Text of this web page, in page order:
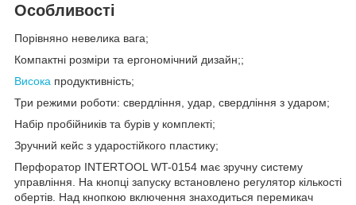
Особливості
Порівняно невелика вага;
Компактні розміри та ергономічний дизайн;;
Висока продуктивність;
Три режими роботи: свердління, удар, свердління з ударом;
Набір пробійників та бурів у комплекті;
Зручний кейс з ударостійкого пластику;
Перфоратор INTERTOOL WT-0154 має зручну систему
управління. На кнопці запуску встановлено регулятор кількості
обертів. Над кнопкою включення знаходиться перемикач